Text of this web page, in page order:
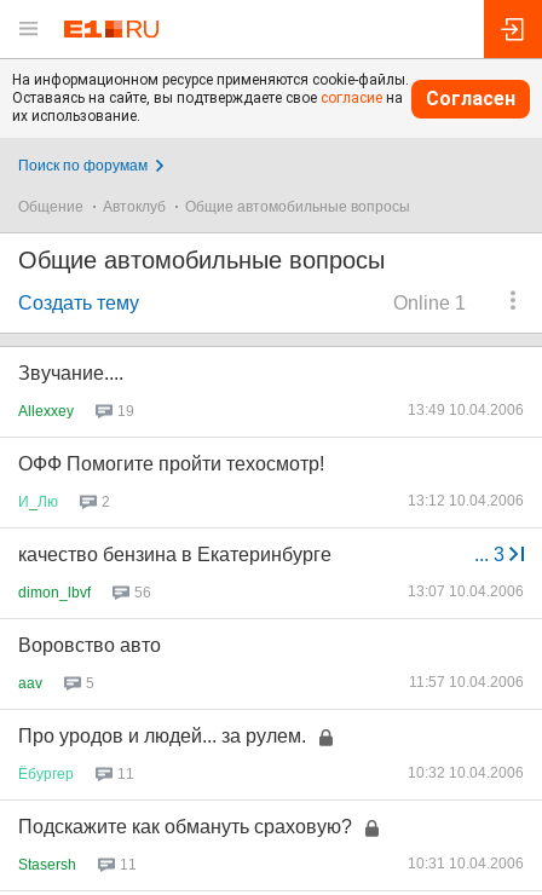
На информационном ресурсе применяются cookie-файлы.
Оставаясь на сайте, вы подтверждаете свое согласие на
их использование.
Согласен
Поиск по форумам
Общение Автоклуб Общие автомобильные вопросы
Общие автомобильные вопросы
Online 1
Создать тему
Звучание....
Allexxey 19 13:49 10.04.2006
ОФФ Помогите пройти техосмотр!
И Лю 2 13:12 10.04.2006
... 3
качество бензина в Екатеринбурге
dimon_lbvf 56 13:07 10.04.2006
Воровство авто
aav 5 11:57 10.04.2006
Про уродов и людей... за рулем.
Ёбургер 11 10:32 10.04.2006
Подскажите как обмануть сраховую?
Stasersh 11 10:31 10.04.2006